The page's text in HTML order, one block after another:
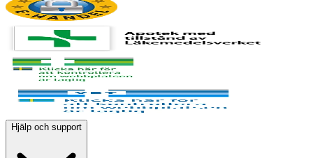
Hjälp och support